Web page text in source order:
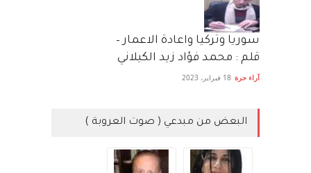
سوريا وتركيا واعادة الاعمار –
قلم : محمد فؤاد زيد الكيلاني
آراء حرة 18 فبراير، 2023
البعض من مبدعي ( صوت العروبة )